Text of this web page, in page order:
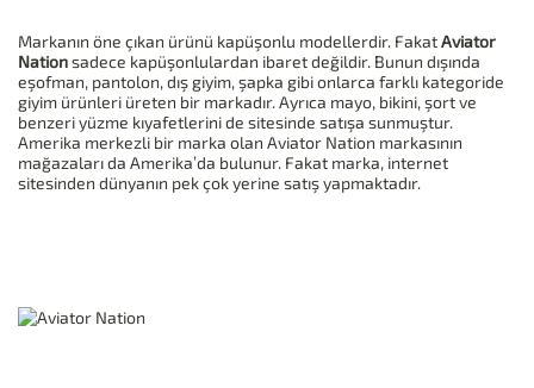
Markanın öne çıkan ürünü kapüşonlu modellerdir. FakatAviator
Nationsadece kapüşonlulardan ibaret değildir. Bunun dışında
eşofman, pantolon, dış giyim, şapka gibi onlarca farklı kategoride
giyim ürünleri üreten bir markadır. Ayrıca mayo, bikini, şort ve
benzeri yüzme kıyafetlerini de sitesinde satışa sunmuştur.
Amerika merkezli bir marka olan Aviator Nation markasının
mağazaları da Amerika’da bulunur. Fakat marka, internet
sitesinden dünyanın pek çok yerine satış yapmaktadır.